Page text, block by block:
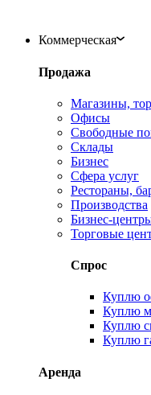
Коммерческая
Продажа
Магазины,
Офисы
Свободные
Склады
Бизнес
Сфера услуг
Рестораны,
Производства
Бизнес-
Торговые
Спрос
Куплю
Куплю
Куплю
Куплю
Аренда